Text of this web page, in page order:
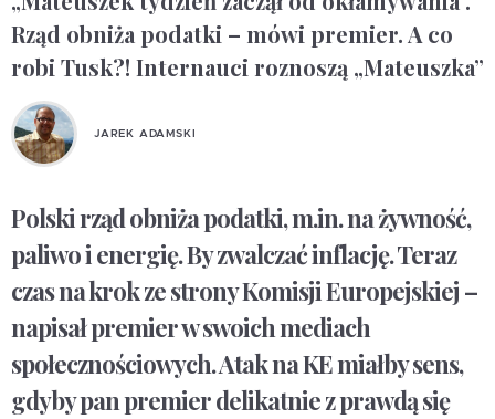
Rząd obniża podatki – mówi premier. A co
robi Tusk?! Internauci roznoszą „Mateuszka”
JAREK ADAMSKI
Polski rząd obniża podatki, m.in. na żywność,
paliwo i energię. By zwalczać inflację. Teraz
czas na krok ze strony Komisji Europejskiej –
napisał premier w swoich mediach
społecznościowych. Atak na KE miałby sens,
gdyby pan premier delikatnie z prawdą się